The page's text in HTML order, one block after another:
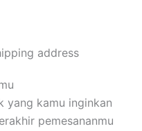
address
yang kamu inginkan
pemesananmu